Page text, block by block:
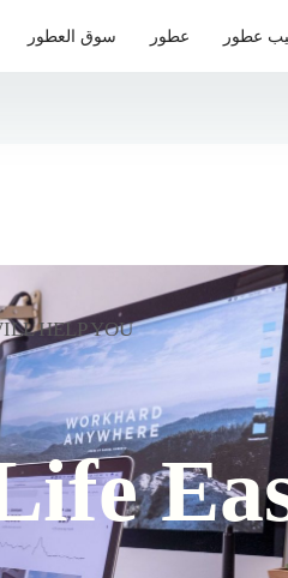
عطور عطور سوق العطور
HELP YOU